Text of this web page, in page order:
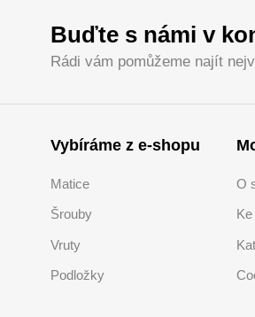
Buďte s námi v
Rádi vám pomůžeme najít
Vybíráme z e-shopu
Matice
Šrouby
Vruty
Podložky
O